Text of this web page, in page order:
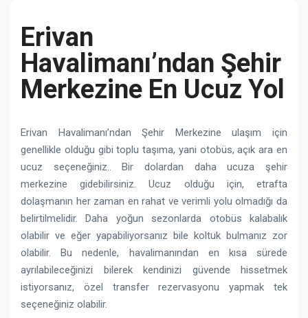
Erivan
Havalimanı’ndan Şehir
Merkezine En Ucuz Yol
Erivan Havalimanı’ndan Şehir Merkezine ulaşım için
genellikle olduğu gibi toplu taşıma, yani otobüs, açık ara en
ucuz seçeneğiniz.. Bir dolardan daha ucuza şehir
merkezine gidebilirsiniz. Ucuz olduğu için, etrafta
dolaşmanın her zaman en rahat ve verimli yolu olmadığı da
belirtilmelidir. Daha yoğun sezonlarda otobüs kalabalık
olabilir ve eğer yapabiliyorsanız bile koltuk bulmanız zor
olabilir. Bu nedenle, havalimanından en kısa sürede
ayrılabileceğinizi bilerek kendinizi güvende hissetmek
istiyorsanız, özel transfer rezervasyonu yapmak tek
seçeneğiniz olabilir.